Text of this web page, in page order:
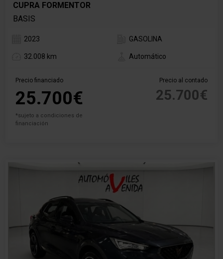
CUPRA FORMENTOR
BASIS
2023 GASOLINA
32.008 km Automático
Precio financiado
25.700€
*sujeto a condiciones de
financiación
Precio al contado
25.700€